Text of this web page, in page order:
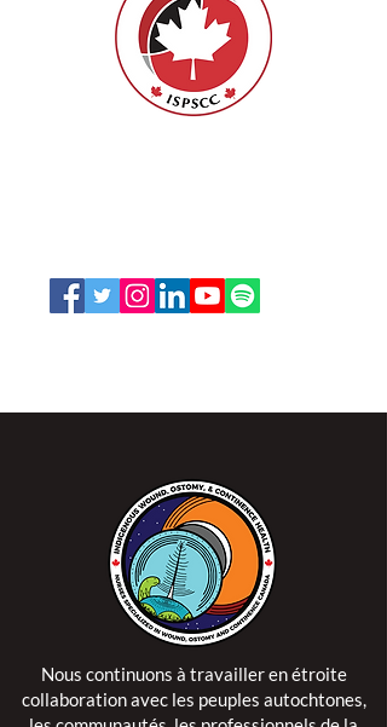
Nous continuons à travailler en étroite
collaboration avec les peuples autochtones,